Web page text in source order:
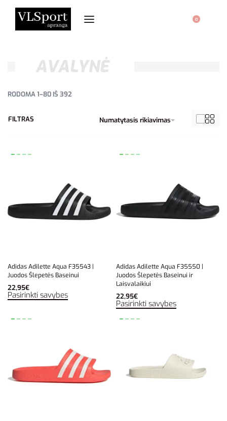
0
AVALYNĖ
RODOMA 1–80 IŠ 392
Numatytasis rikiavimas
FILTRAS
Adidas Adilette Aqua F35543 |
Juodos Šlepetės Baseinui
22,95€
Pasirinkti savybes
Adidas Adilette Aqua F35550 |
Juodos Šlepetės Baseinui ir
Laisvalaikiui
22,95€
Pasirinkti savybes